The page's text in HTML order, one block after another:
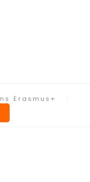
Erasmus+